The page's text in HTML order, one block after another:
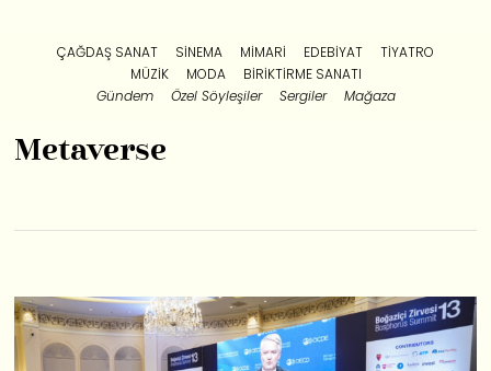
ÇAĞDAŞ SANAT SINEMA MIMARI EDEBIYAT
TIYATRO
MÜZIK
MODA
BIRIKTIRME SANATI
Gündem
Özel Söyleşiler Sergiler Mağaza
Metaverse